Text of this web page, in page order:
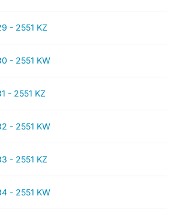
- 2551 KZ
- 2551 KW
- 2551 KZ
- 2551 KW
- 2551 KZ
- 2551 KW